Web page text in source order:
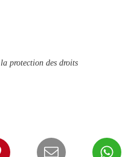
protection des droits